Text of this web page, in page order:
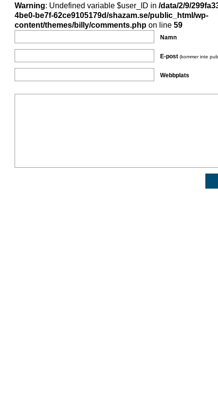
Warning: Undefined variable $user_ID in /data/2/9/
4be0-be7f-62ce9105179d/shazam.se/public_html/wp-
content/themes/billy/comments.php on line 59
Namn
E-post (kommer inte
Webbplats